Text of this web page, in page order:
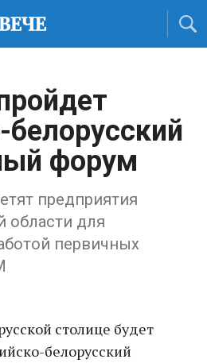
белорусский
форум
предприятия
области для
первичных
столице будет
белорусский